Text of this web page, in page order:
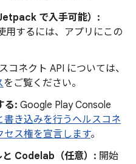
で入手可能）:
用するには、アプリにこの
コネクト API については、
をご覧ください。
る: Google Play Console
書き込みを行うヘルスコネ
セス権を宣言します。
Codelab（任意）: 開始